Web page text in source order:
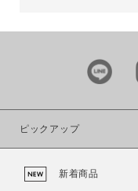
ブランド
カラー
ピックアップ
新着商品